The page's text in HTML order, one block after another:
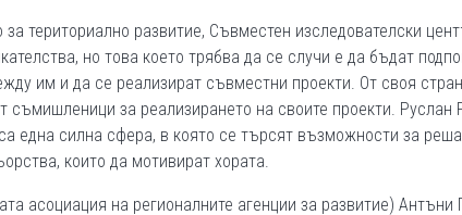
териториално развитие, Съвместен изследователски
но това което трябва да се случи е да бъдат
им и да се реализират съвместни проекти. От своя
съмишленици за реализирането на своите проекти. Руслан
една силна сфера, в която се търсят възможности за
които да мотивират хората.
асоциация на регионалните агенции за развитие)